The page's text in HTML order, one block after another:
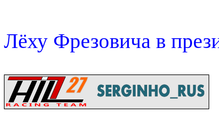
Лёху Фрезовича в